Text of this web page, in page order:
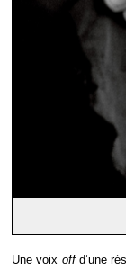
Une voix offd’une